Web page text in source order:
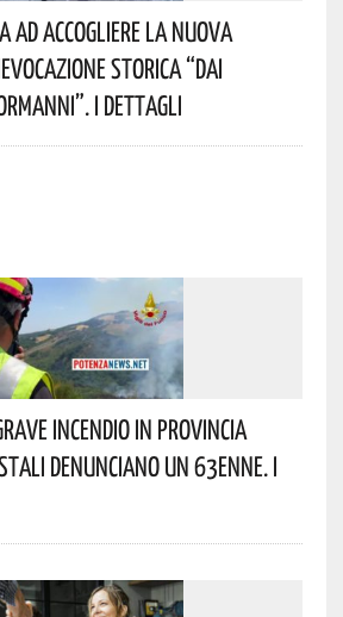
Ad Accogliere La Nuova
Storica “Dai
I Dettagli
Incendio In Provincia
Denunciano Un 63enne. I